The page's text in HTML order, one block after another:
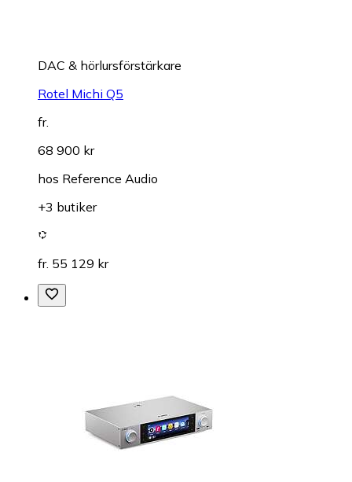
DAC & hörlursförstärkare
Rotel Michi Q5
fr.
68 900 kr
hos Reference Audio
+3 butiker
fr. 55 129 kr